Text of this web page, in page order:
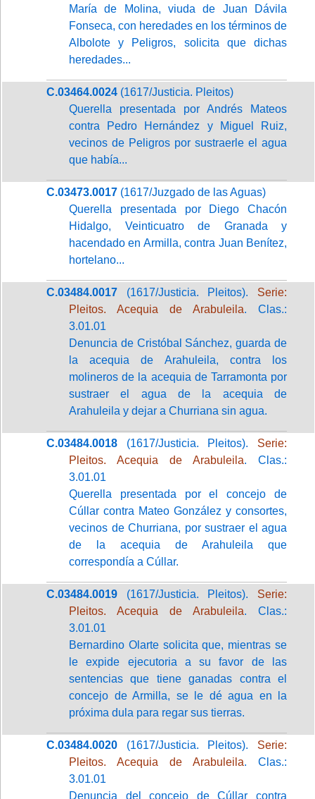
María de Molina, viuda de Juan Dávila
Fonseca, con heredades en los términos de
Albolote y Peligros, solicita que dichas
heredades...
C.03464.0024 (1617/Justicia. Pleitos)
Querella presentada por Andrés Mateos
contra Pedro Hernández y Miguel Ruiz,
vecinos de Peligros por sustraerle el agua
que había...
C.03473.0017 (1617/Juzgado de las Aguas)
Querella presentada por Diego Chacón
Hidalgo, Veinticuatro de Granada y
hacendado en Armilla, contra Juan Benítez,
hortelano...
C.03484.0017 (1617/Justicia. Pleitos). Serie:
Pleitos. Acequia de Arabuleila. Clas.:
3.01.01
Denuncia de Cristóbal Sánchez, guarda de
la acequia de Arahuleila, contra los
molineros de la acequia de Tarramonta por
sustraer el agua de la acequia de
Arahuleila y dejar a Churriana sin agua.
C.03484.0018 (1617/Justicia. Pleitos). Serie:
Pleitos. Acequia de Arabuleila. Clas.:
3.01.01
Querella presentada por el concejo de
Cúllar contra Mateo González y consortes,
vecinos de Churriana, por sustraer el agua
de la acequia de Arahuleila que
correspondía a Cúllar.
C.03484.0019 (1617/Justicia. Pleitos). Serie:
Pleitos. Acequia de Arabuleila. Clas.:
3.01.01
Bernardino Olarte solicita que, mientras se
le expide ejecutoria a su favor de las
sentencias que tiene ganadas contra el
concejo de Armilla, se le dé agua en la
próxima dula para regar sus tierras.
C.03484.0020 (1617/Justicia. Pleitos). Serie:
Pleitos. Acequia de Arabuleila. Clas.:
3.01.01
Denuncia del concejo de Cúllar contra